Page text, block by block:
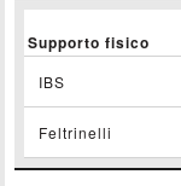
Supporto fisico
IBS
Feltrinelli